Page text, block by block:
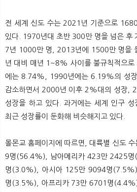
전 세계 신도 수는 2021년 기준으로
있다. 1970년대 초반 300만 명을 넘은 후
7년 1000만 명, 2013년에 1500만 명을
년 대비 매년 1~8% 사이를 불규칙적으
에는 8.74%, 1990년에는 6.19%의 성장
감소하면서 2000년 이후 2%대의 성장,
성장을 하고 있다. 과거에는 세계 인구 성
최근 성장률이 둔화해 비슷해지고 있다.
몰몬교 홈페이지에 따르면, 대륙별 신도
9명(56.4%), 남아메리카 423만 2425
명(3.0%), 아시아 125만 9094명
명(3.5%), 아프리카 73만 6701명(4.4%)